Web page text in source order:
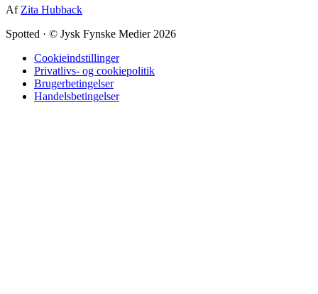
Af Zita Hubback
Spotted · © Jysk Fynske Medier 2026
Cookieindstillinger
Privatlivs- og cookiepolitik
Brugerbetingelser
Handelsbetingelser